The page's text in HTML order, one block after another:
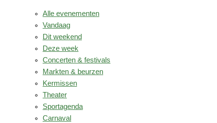
Alle evenementen
Vandaag
Dit weekend
Deze week
Concerten & festivals
Markten & beurzen
Kermissen
Theater
Sportagenda
Carnaval